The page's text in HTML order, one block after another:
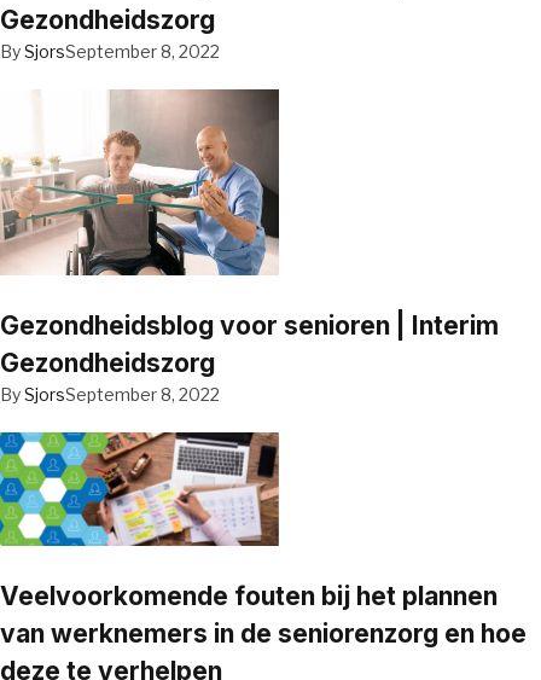
Gezondheidszorg
BySjorsSeptember 8, 2022
Gezondheidsblog voor senioren | Interim
Gezondheidszorg
BySjorsSeptember 8, 2022
Veelvoorkomende fouten bij het plannen
van werknemers in de seniorenzorg en hoe
deze te verhelpen